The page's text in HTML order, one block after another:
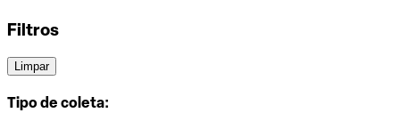
Filtros
Limpar
Tipo de coleta: